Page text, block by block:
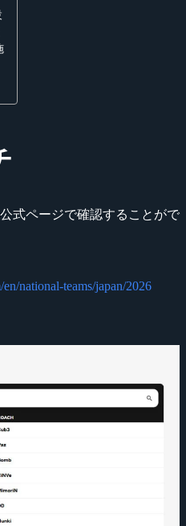
式ページで確認することがで
national-teams/japan/2026